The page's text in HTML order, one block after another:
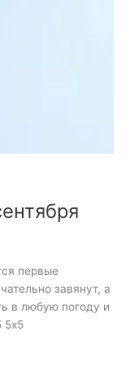
первые
завянут, а
в любую погоду и
5х5